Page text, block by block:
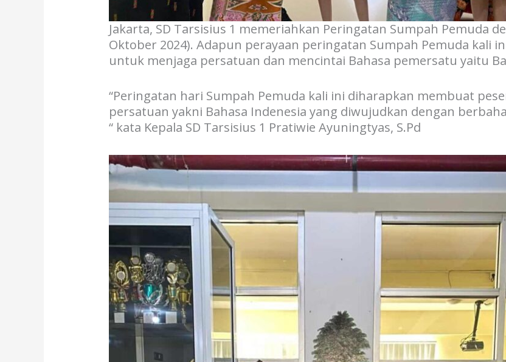
Jakarta, SD Tarsisius 1 memeriahkan Peringatan Sumpah Pemuda
Oktober 2024). Adapun perayaan peringatan Sumpah Pemuda kali
untuk menjaga persatuan dan mencintai Bahasa pemersatu yaitu
“Peringatan hari Sumpah Pemuda kali ini diharapkan membuat
persatuan yakni Bahasa Indenesia yang diwujudkan dengan
“ kata Kepala SD Tarsisius 1 Pratiwie Ayuningtyas, S.Pd